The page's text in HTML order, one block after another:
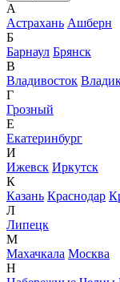
А
Астрахань Ашберн
Б
Барнаул Брянск
В
Владивосток
Г
Грозный
Е
Екатеринбург
И
Ижевск Иркутск
К
Казань Краснодар
Л
Липецк
М
Махачкала Москва
Н